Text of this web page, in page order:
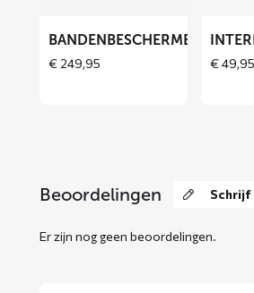
BANDENBESCHERMERS
€ 249,95 €49,95
Beoordelingen Schrijf
Er zijn nog geen beoordelingen.